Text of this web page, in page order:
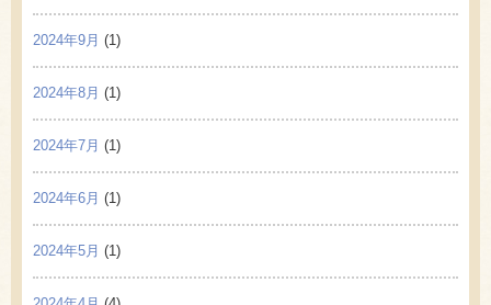
2024年9月 (1)
2024年8月 (1)
2024年7月 (1)
2024年6月 (1)
2024年5月 (1)